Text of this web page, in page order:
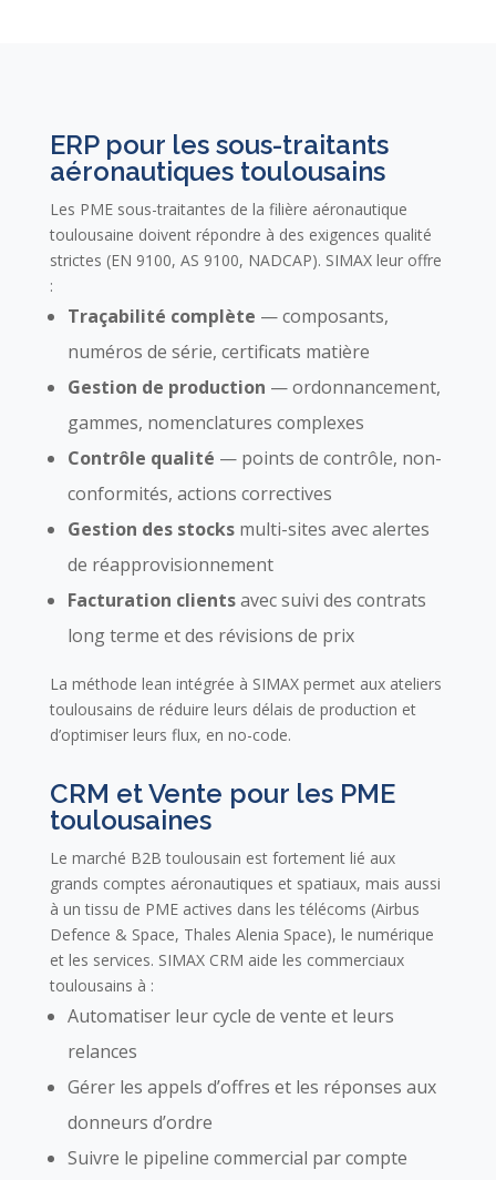
ERP pour les sous-traitants
aéronautiques toulousains
Les PME sous-traitantes de la filière aéronautique
toulousaine doivent répondre à des exigences qualité
strictes (EN 9100, AS 9100, NADCAP). SIMAX leur offre
:
Traçabilité complète — composants,
numéros de série, certificats matière
Gestion de production — ordonnancement,
gammes, nomenclatures complexes
Contrôle qualité — points de contrôle, non-
conformités, actions correctives
Gestion des stocksmulti-sites avec alertes
de réapprovisionnement
Facturation clientsavec suivi des contrats
long terme et des révisions de prix
La méthode lean intégrée à SIMAX permet aux ateliers
toulousains de réduire leurs délais de production et
d’optimiser leurs flux, en no-code.
CRM et Vente pour les PME
toulousaines
Le marché B2B toulousain est fortement lié aux
grands comptes aéronautiques et spatiaux, mais aussi
à un tissu de PME actives dans les télécoms (Airbus
Defence & Space, Thales Alenia Space), le numérique
et les services. SIMAX CRM aide les commerciaux
toulousains à :
Automatiser leur cycle de vente et leurs
relances
Gérer les appels d’offres et les réponses aux
donneurs d’ordre
Suivre le pipeline commercial par compte